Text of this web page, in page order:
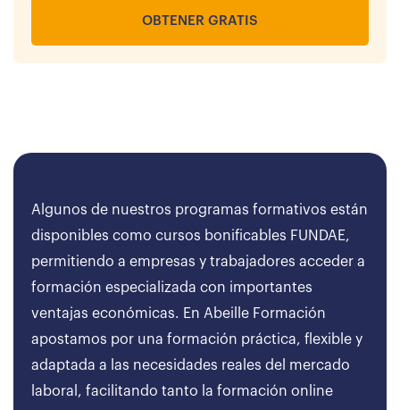
OBTENER GRATIS
Algunos de nuestros programas formativos están
disponibles como cursos bonificables FUNDAE,
permitiendo a empresas y trabajadores acceder a
formación especializada con importantes
ventajas económicas. En Abeille Formación
apostamos por una formación práctica, flexible y
adaptada a las necesidades reales del mercado
laboral, facilitando tanto la formación online